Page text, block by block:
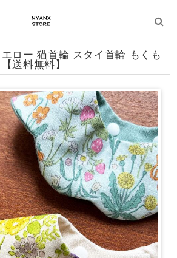
ロー 猫首輪 スタイ首輪 もくも
送料無料】